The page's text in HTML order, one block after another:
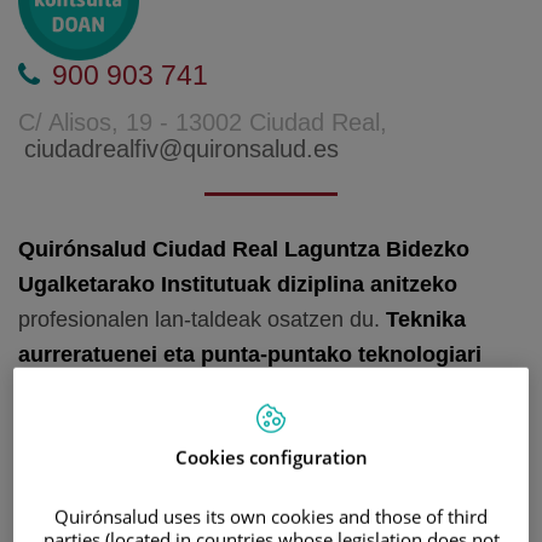
900 903 741
C/ Alisos, 19 - 13002 Ciudad Real,
ciudadrealfiv@quironsalud.es
Quirónsalud Ciudad Real Laguntza Bidezko
Ugalketarako Institutuak diziplina anitzeko
profesionalen lan-taldeak osatzen du. Teknika
aurreratuenei eta punta-puntako teknologiari
eskaintzen dizkizu indize handiago bat bermatzeko
zure tratamenduaren arrakastan. Ugalketarako
zenuena baino gehiago berandutzen ari bada, ez
Cookies configuration
Quirónsalud uses its own cookies and those of third